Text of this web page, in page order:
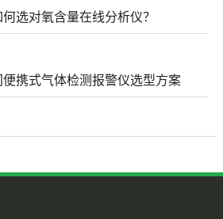
何选对氧含量在线分析仪？
携式气体检测报警仪选型方案